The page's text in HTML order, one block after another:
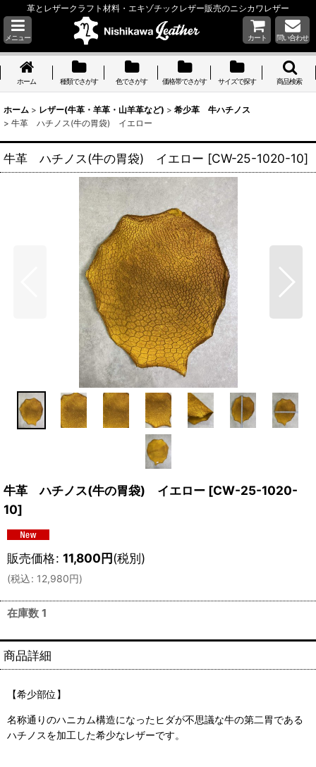
革とレザークラフト材料・エキゾチックレザー販売のニシカワレザー
メニュー カート 問い合わせ
ホーム 種類でさがす 色でさがす 価格帯でさがす サイズで探す 商品検索
ホーム > レザー(牛革・羊革・山羊革など) > 希少革 牛ハチノス
> 牛革 ハチノス(牛の胃袋) イエロー
牛革 ハチノス(牛の胃袋) イエロー [CW-25-1020-10]
牛革 ハチノス(牛の胃袋) イエロー [CW-25-1020-
10]
販売価格: 11,800円(税別)
(税込: 12,980円)
在庫数 1
商品詳細
【希少部位】
名称通りのハニカム構造になったヒダが不思議な牛の第二胃である
ハチノスを加工した希少なレザーです。